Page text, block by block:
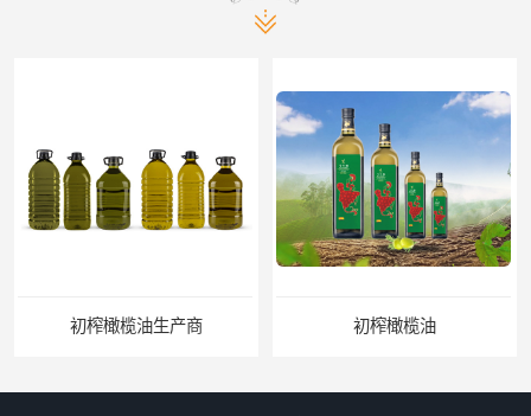
初榨橄榄油生产商 初榨橄榄油